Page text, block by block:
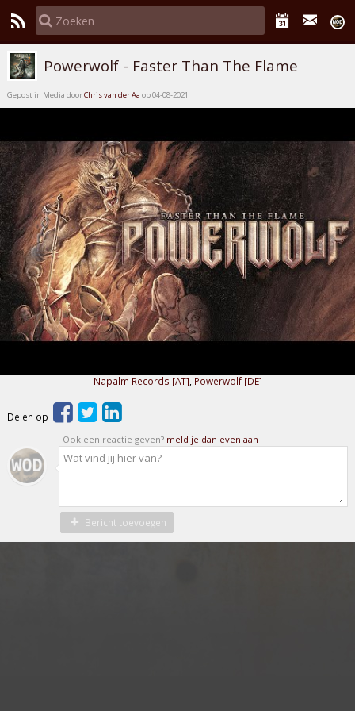
Powerwolf - Faster Than The Flame
Gepost in Media doorChris van der Aa op 04-08-2021
Napalm Records [AT] Powerwolf [DE]
Delen op
Ook een reactie geven? meld je dan even aan
Bericht toevoegen